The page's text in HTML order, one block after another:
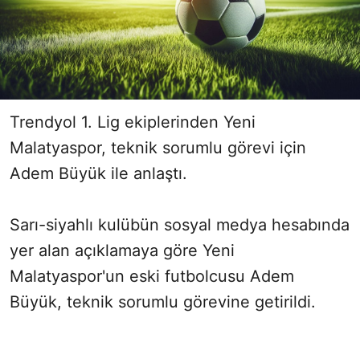
Trendyol 1. Lig ekiplerinden Yeni
Malatyaspor, teknik sorumlu görevi için
Adem Büyük ile anlaştı.
Sarı-siyahlı kulübün sosyal medya hesabında
yer alan açıklamaya göre Yeni
Malatyaspor'un eski futbolcusu Adem
Büyük, teknik sorumlu görevine getirildi.